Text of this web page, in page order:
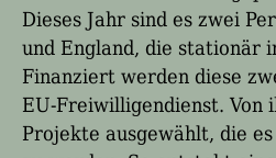
Dieses Jahr sind es zwei
und England, die stationär
Finanziert werden diese
EU-Freiwilligendienst. Von
Projekte ausgewählt, die